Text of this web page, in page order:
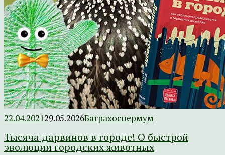
22.04.202129.05.2026Батрахоспермум
Тысяча дарвинов в городе! О быстрой
эволюции городских животных